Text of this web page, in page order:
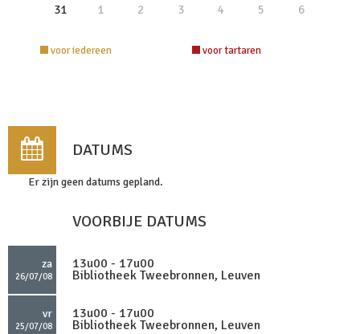
31 1 2 3 4 5 6
voor iedereen voor tartaren
DATUMS
Er zijn geen datums gepland.
VOORBIJE DATUMS
za
26/07/08
13u00 - 17u00
Bibliotheek Tweebronnen, Leuven
vr
25/07/08
13u00 - 17u00
Bibliotheek Tweebronnen, Leuven